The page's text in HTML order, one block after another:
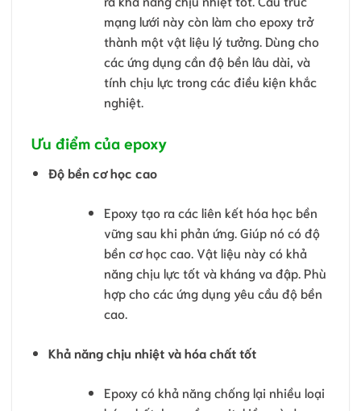
mạng lưới này còn làm cho epoxy trở
thành một vật liệu lý tưởng. Dùng cho
các ứng dụng cần độ bền lâu dài, và
tính chịu lực trong các điều kiện khắc
nghiệt.
Ưu điểm của epoxy
Độ bền cơ học cao
Epoxy tạo ra các liên kết hóa học bền
vững sau khi phản ứng. Giúp nó có độ
bền cơ học cao. Vật liệu này có khả
năng chịu lực tốt và kháng va đập. Phù
hợp cho các ứng dụng yêu cầu độ bền
cao.
Khả năng chịu nhiệt và hóa chất tốt
Epoxy có khả năng chống lại nhiều loại